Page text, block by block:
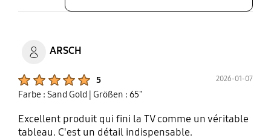
ARSCH
5 2026-01-07
Farbe : Sand Gold | Größen : 65"
Excellent produit qui fini la TV comme un véritable
tableau. C'est un détail indispensable.